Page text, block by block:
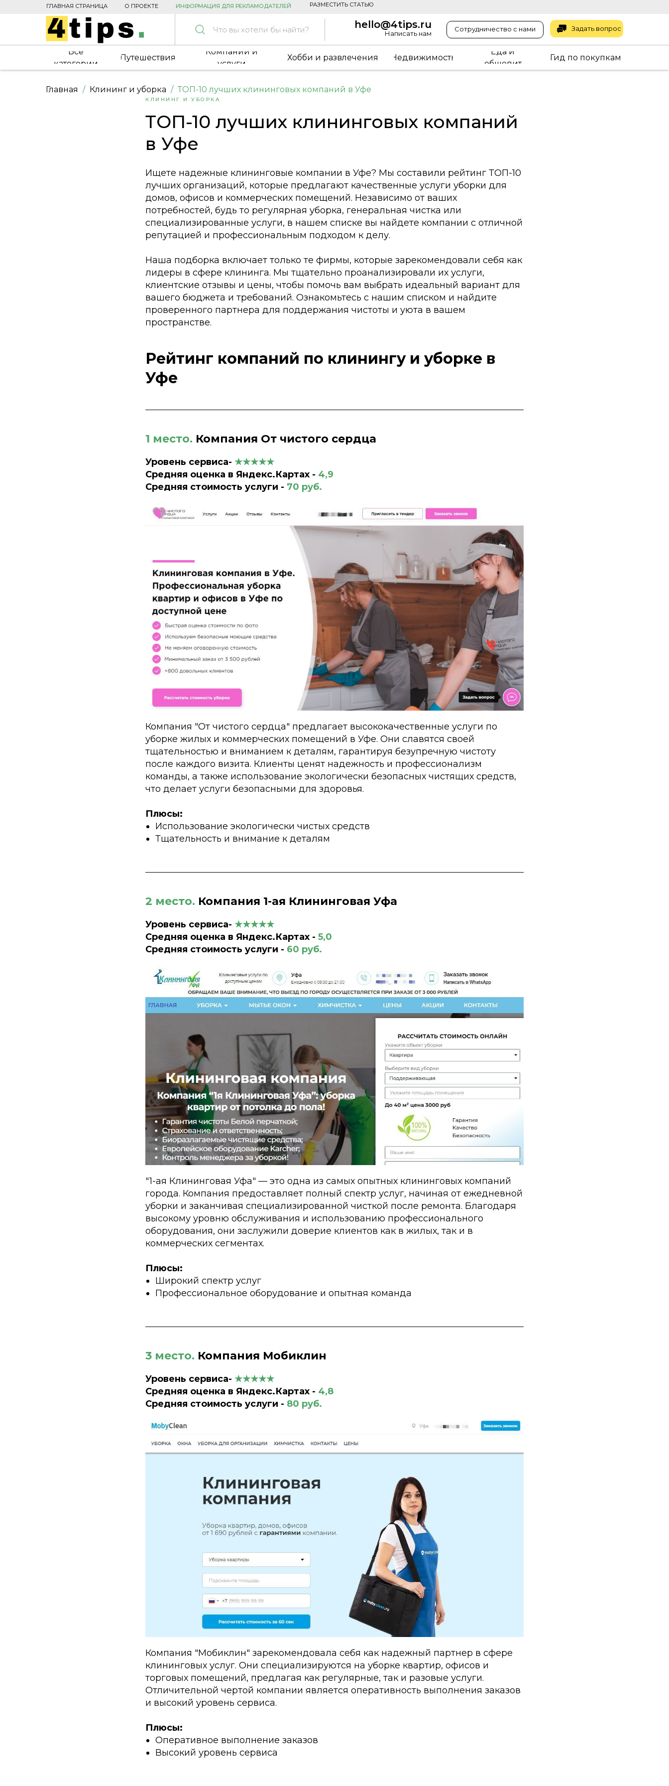
О ПРОЕКТЕ РАЗМЕСТИТЬ СТАТЬЮ
ИНФОРМАЦИЯ ДЛЯ РЕКЛАМОДАТЕЛЕЙ
Что вы хотели бы найти? Задать вопрос
Сотрудничество с нами
Путешествия Гид по покупкам
Компании и
услуги
Хобби и развлечения Недвижимость
Еда и
общепит
Все
категории
ГЛАВНАЯ СТРАНИЦА
hello@4tips.ru
Написать нам
Главная Клининг и уборка ТОП-10 лучших клининговых компаний в Уфе
КЛИНИНГ И УБОРКА
ТОП-10 лучших клининговых компаний
в Уфе
Ищете надежные клининговые компании в Уфе? Мы составили рейтинг ТОП-10
лучших организаций, которые предлагают качественные услуги уборки для
домов, офисов и коммерческих помещений. Независимо от ваших
потребностей, будь то регулярная уборка, генеральная чистка или
специализированные услуги, в нашем списке вы найдете компании с отличной
репутацией и профессиональным подходом к делу.
Наша подборка включает только те фирмы, которые зарекомендовали себя как
лидеры в сфере клининга. Мы тщательно проанализировали их услуги,
клиентские отзывы и цены, чтобы помочь вам выбрать идеальный вариант для
вашего бюджета и требований. Ознакомьтесь с нашим списком и найдите
проверенного партнера для поддержания чистоты и уюта в вашем
пространстве.
Рейтинг компаний по клинингу и уборке в
Уфе
1 место. Компания От чистого сердца
Уровень сервиса- ★★★★★
Средняя оценка в Яндекс.Картах - 4,9
Средняя стоимость услуги - 70 руб.
Компания "От чистого сердца" предлагает высококачественные услуги по
уборке жилых и коммерческих помещений в Уфе. Они славятся своей
тщательностью и вниманием к деталям, гарантируя безупречную чистоту
после каждого визита. Клиенты ценят надежность и профессионализм
команды, а также использование экологически безопасных чистящих средств,
что делает услуги безопасными для здоровья.
Плюсы:
Использование экологически чистых средств
Тщательность и внимание к деталям
2 место. Компания 1-ая Клининговая Уфа
Уровень сервиса- ★★★★★
Средняя оценка в Яндекс.Картах - 5,0
Средняя стоимость услуги - 60 руб.
"1-ая Клининговая Уфа" — это одна из самых опытных клининговых компаний
города. Компания предоставляет полный спектр услуг, начиная от ежедневной
уборки и заканчивая специализированной чисткой после ремонта. Благодаря
высокому уровню обслуживания и использованию профессионального
оборудования, они заслужили доверие клиентов как в жилых, так и в
коммерческих сегментах.
Плюсы:
Широкий спектр услуг
Профессиональное оборудование и опытная команда
3 место. Компания Мобиклин
Уровень сервиса- ★★★★★
Средняя оценка в Яндекс.Картах - 4,8
Средняя стоимость услуги - 80 руб.
Компания "Мобиклин" зарекомендовала себя как надежный партнер в сфере
клининговых услуг. Они специализируются на уборке квартир, офисов и
торговых помещений, предлагая как регулярные, так и разовые услуги.
Отличительной чертой компании является оперативность выполнения заказов
и высокий уровень сервиса.
Плюсы:
Оперативное выполнение заказов
Высокий уровень сервиса